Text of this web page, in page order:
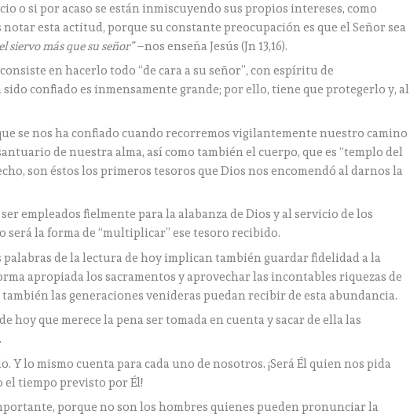
o si por acaso se están inmiscuyendo sus propios intereses, como
notar esta actitud, porque su constante preocupación es que el Señor sea
siervo más que su señor”–nos enseña Jesús (Jn 13,16).
en hacerlo todo “de cara a su señor”, con espíritu de
confiado es inmensamente grande; por ello, tiene que protegerlo y, al
se nos ha confiado cuando recorremos vigilantemente nuestro camino
de nuestra alma, así como también el cuerpo, que es “templo del
son éstos los primeros tesoros que Dios nos encomendó al darnos la
empleados fielmente para la alabanza de Dios y al servicio de los
será la forma de “multiplicar” ese tesoro recibido.
palabras de la lectura de hoy implican también guardar fidelidad a la
apropiada los sacramentos y aprovechar las incontables riquezas de
las generaciones venideras puedan recibir de esta abundancia.
hoy que merece la pena ser tomada en cuenta y sacar de ella las
Y lo mismo cuenta para cada uno de nosotros. ¡Será Él quien nos pida
el tiempo previsto por Él!
porque no son los hombres quienes pueden pronunciar la